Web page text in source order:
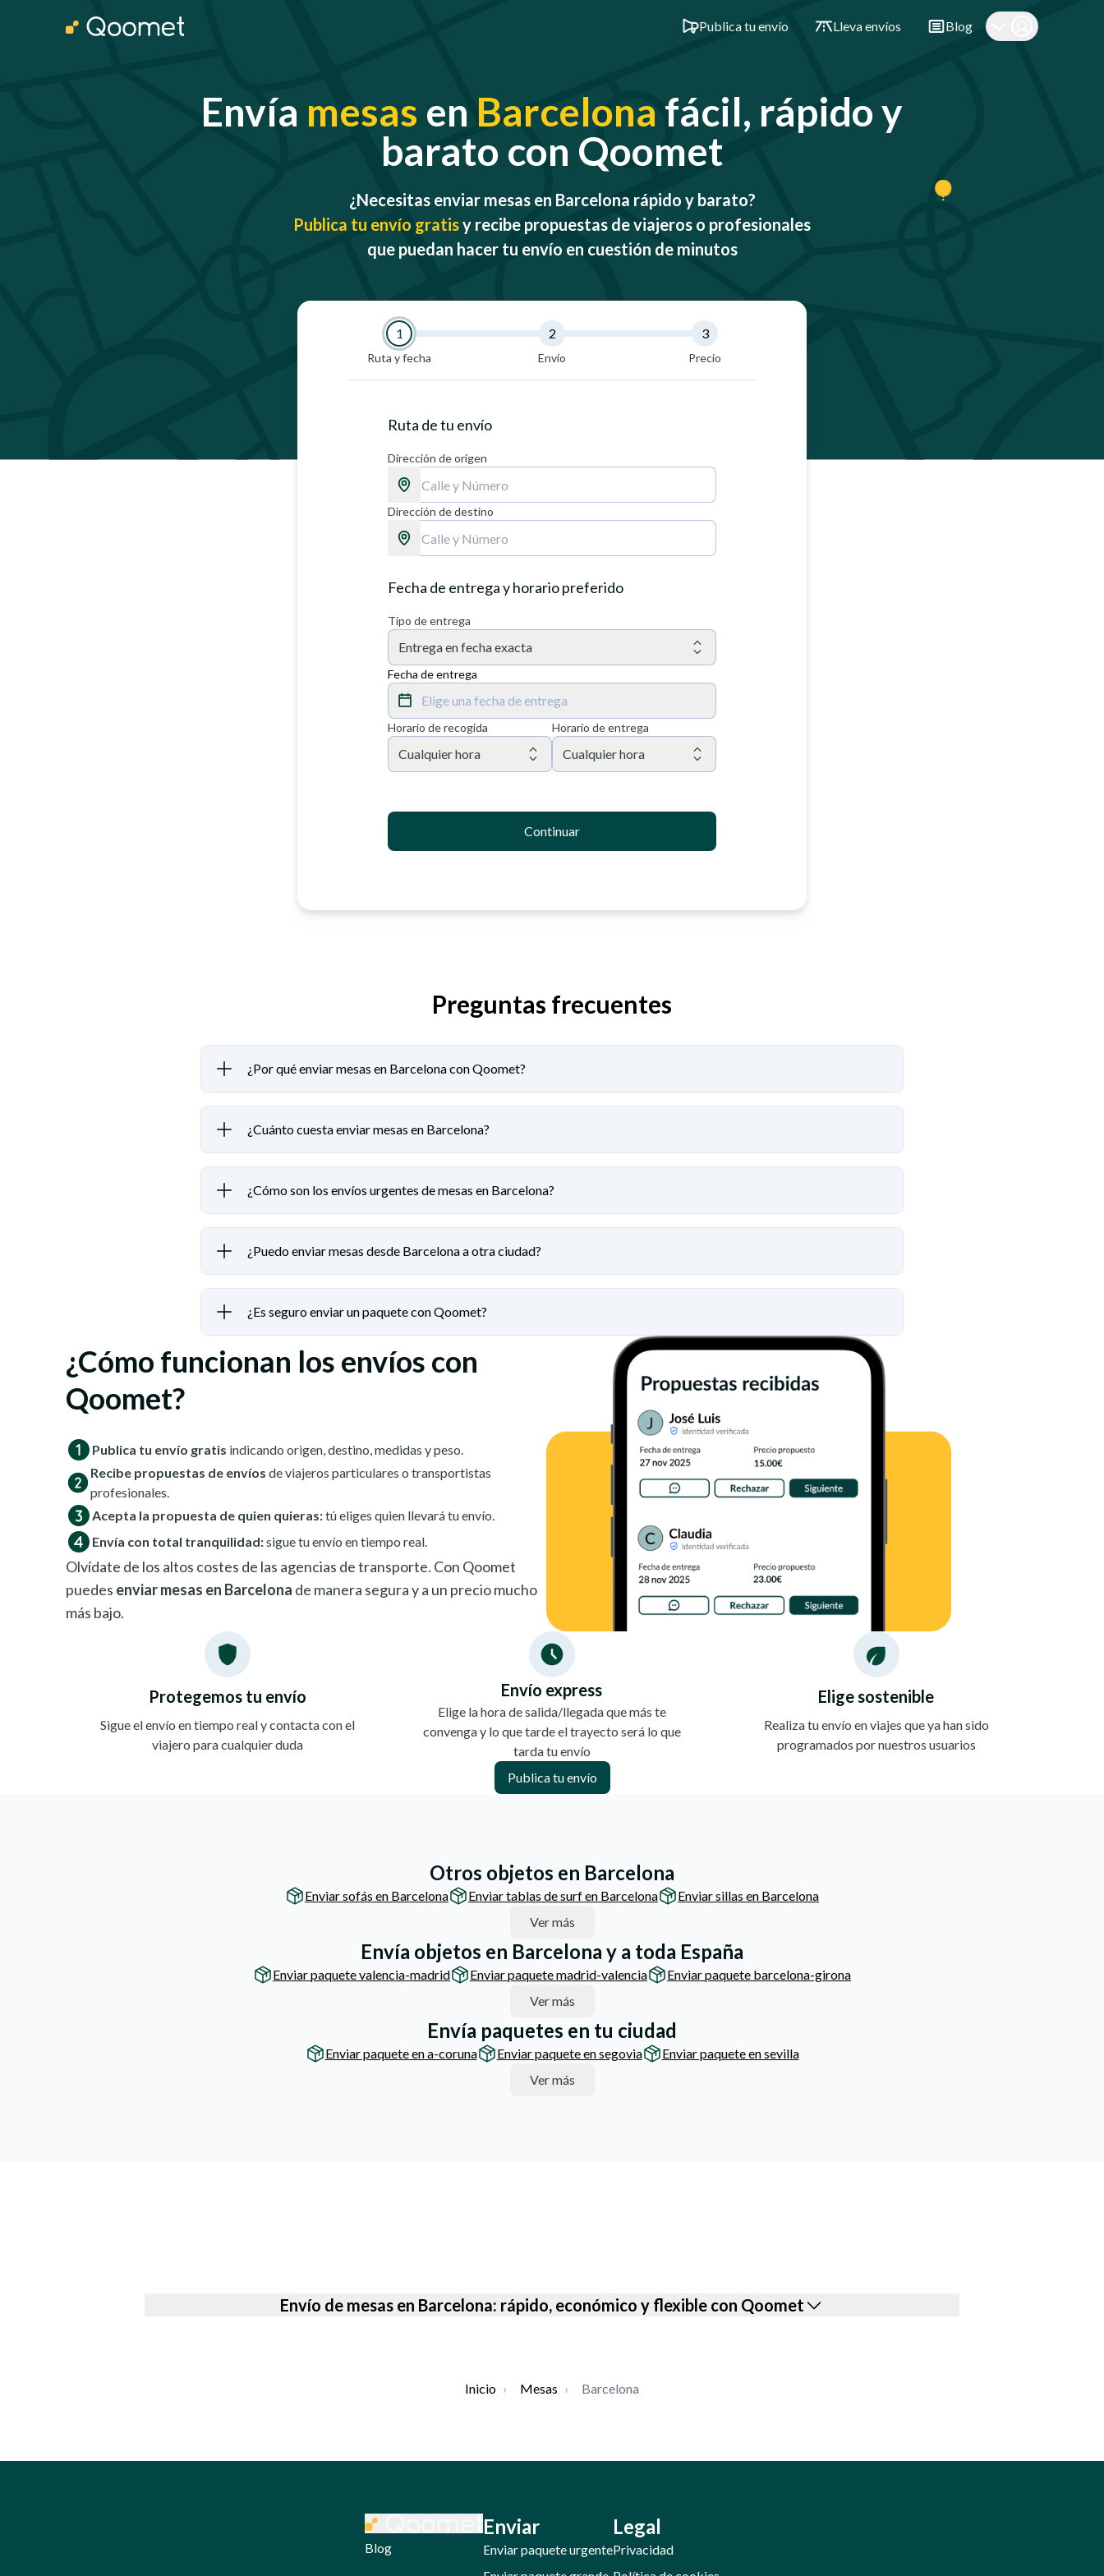
Publica tu envío Lleva envíos Blog
Envía mesas en Barcelona fácil, rápido y
barato con Qoomet
¿Necesitas enviar mesas en Barcelona rápido y barato?
Publica tu envío gratisy recibe propuestas de viajeros o profesionales
que puedan hacer tu envío en cuestión de minutos
1
Ruta y fecha
2
Envío
3
Precio
Ruta de tu envío
Dirección de origen
Dirección de destino
Fecha de entrega y horario preferido
Tipo de entrega
Entrega en fecha exacta
Fecha de entrega
Elige una fecha de entrega
Horario de recogida
Cualquier hora
Horario de entrega
Cualquier hora
Continuar
Preguntas frecuentes
¿Por qué enviar mesas en Barcelona con Qoomet?
¿Cuánto cuesta enviar mesas en Barcelona?
¿Cómo son los envíos urgentes de mesas en Barcelona?
¿Puedo enviar mesas desde Barcelona a otra ciudad?
¿Es seguro enviar un paquete con Qoomet?
¿Cómo funcionan los envíos con
Qoomet?
Publica tu envío gratis indicando origen, destino, medidas y peso.
Recibe propuestas de envíos de viajeros particulares o transportistas
profesionales.
Acepta la propuesta de quien quieras:tú eliges quien llevará tu envío.
Envía con total tranquilidad:sigue tu envío en tiempo real.
Olvídate de los altos costes de las agencias de transporte. Con Qoomet
puedes enviar mesas en Barcelona de manera segura y a un precio mucho
más bajo.
Protegemos tu envío
Sigue el envío en tiempo real y contacta con el
viajero para cualquier duda
Envío express
Elige la hora de salida/llegada que más te
convenga y lo que tarde el trayecto será lo que
tarda tu envío
Elige sostenible
Realiza tu envío en viajes que ya han sido
programados por nuestros usuarios
Publica tu envío
Otros objetos en Barcelona
Enviar sofás en Barcelona Enviar tablas de surf en Barcelona
Enviar sillas en Barcelona
Ver más
Envía objetos en Barcelona y a toda España
Enviar paquete valencia-madrid Enviar paquete madrid-valencia
Enviar paquete barcelona-girona
Ver más
Envía paquetes en tu ciudad
Enviar paquete en a-coruna Enviar paquete en segovia
Enviar paquete en sevilla
Ver más
Envío de mesas en Barcelona: rápido, económico y flexible con Qoomet
Inicio › Mesas › Barcelona
Blog
Enviar
Enviar paquete urgente
Legal
Privacidad